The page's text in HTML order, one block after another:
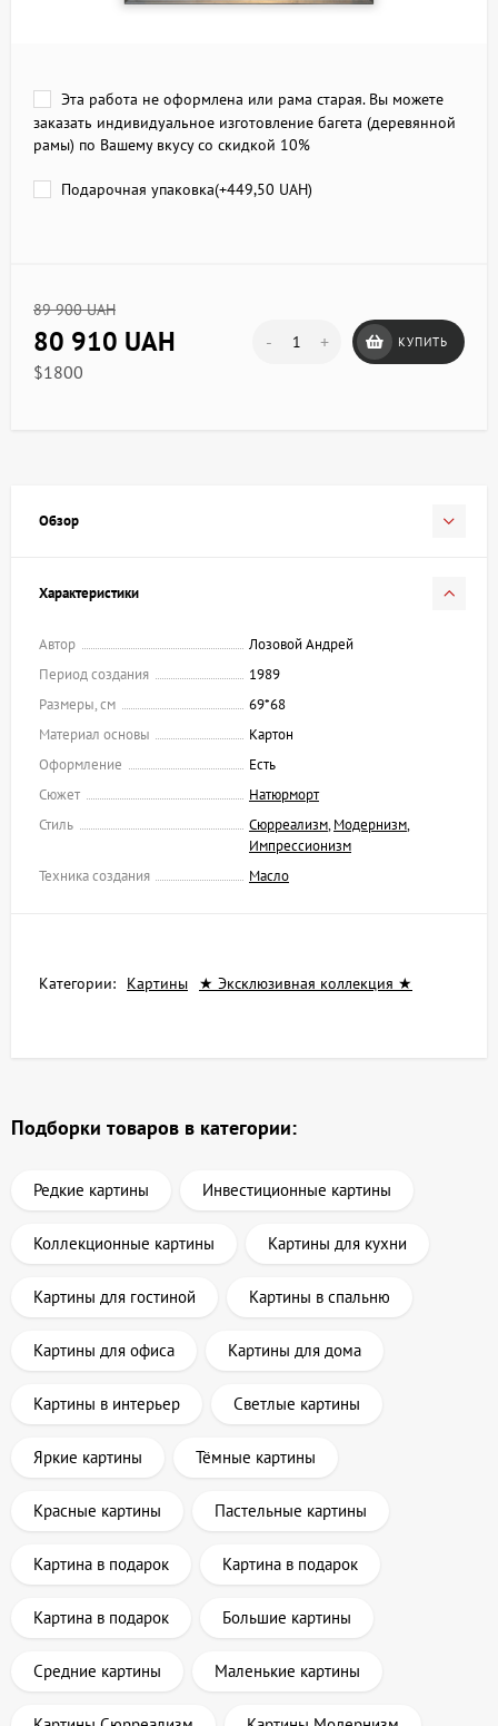
Эта работа не оформлена или рама старая. Вы можете
заказать индивидуальное изготовление багета (деревянной
рамы) по Вашему вкусу со скидкой 10%
Подарочная упаковка(+449,50 UAH)
89 900 UAH
80 910 UAH
$1800
- + КУПИТЬ
Обзор
Характеристики
Автор
Лозовой Андрей
Период создания
1989
Размеры, см
69*68
Материал основы
Картон
Оформление
Есть
Сюжет
Натюрморт
Стиль
Сюрреализм,Модернизм,
Импрессионизм
Техника создания
Масло
Категории: Картины ★ Эксклюзивная коллекция ★
Подборки товаров в категории:
Редкие картины Инвестиционные картины
Коллекционные картины Картины для кухни
Картины для гостиной Картины в спальню
Картины для офиса Картины для дома
Картины в интерьер Светлые картины
Яркие картины Тёмные картины
Красные картины Пастельные картины
Картина в подарок Картина в подарок
Картина в подарок Большие картины
Средние картины Маленькие картины